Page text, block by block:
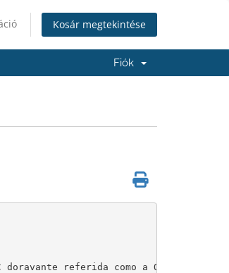
Kosár megtekintése
Fiók
doravante referida como a